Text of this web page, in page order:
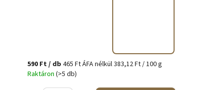
590 Ft/ db 465 Ft ÁFA nélkül383,12 Ft / 100 g
Raktáron (>5 db)